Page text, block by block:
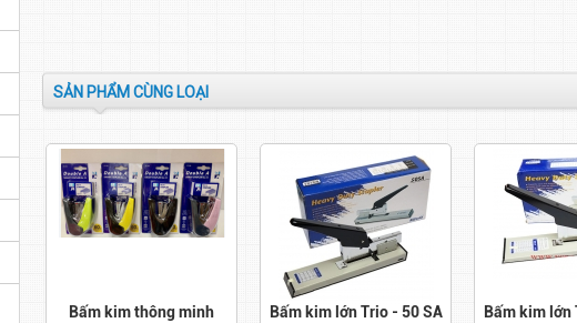
SẢN PHẨM CÙNG LOẠI
Bấm kim thông minh
Bấm kim lớn Trio - 50 SA
Bấm kim lớn